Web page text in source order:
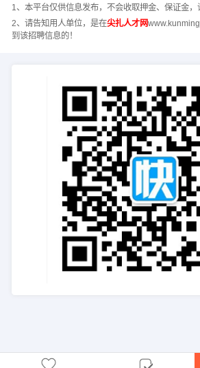
1、本平台仅供信息发布，不会收取押金、保证金，
2、请告知用人单位，是在尖扎人才网
到该招聘信息的！